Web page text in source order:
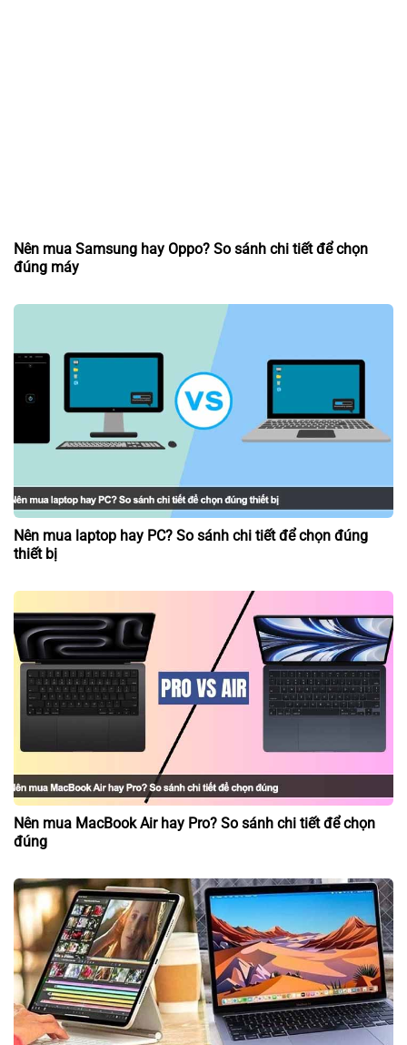
Nên mua Samsung hay Oppo? So sánh chi tiết để chọn
đúng máy
Nên mua laptop hay PC? So sánh chi tiết để chọn đúng
thiết bị
Nên mua MacBook Air hay Pro? So sánh chi tiết để chọn
đúng